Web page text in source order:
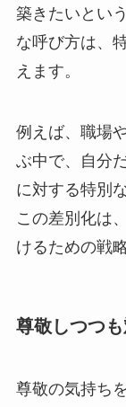
築きたいとい
な呼び方は、
えます。
例えば、職場
ぶ中で、自分
に対する特別
この差別化は
けるための戦
尊敬しつつ
尊敬の気持ち